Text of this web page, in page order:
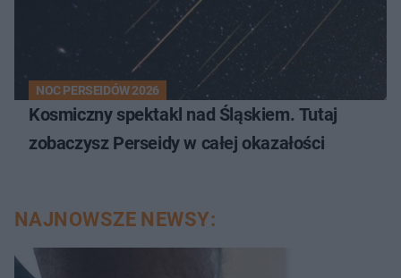
NOC PERSEIDÓW 2026
Kosmiczny spektakl nad Śląskiem. Tutaj
zobaczysz Perseidy w całej okazałości
NAJNOWSZE NEWSY: